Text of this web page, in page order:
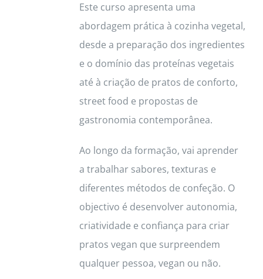
Este curso apresenta uma
abordagem prática à cozinha vegetal,
desde a preparação dos ingredientes
e o domínio das proteínas vegetais
até à criação de pratos de conforto,
street food e propostas de
gastronomia contemporânea.
Ao longo da formação, vai aprender
a trabalhar sabores, texturas e
diferentes métodos de confeção. O
objectivo é desenvolver autonomia,
criatividade e confiança para criar
pratos vegan que surpreendem
qualquer pessoa, vegan ou não.